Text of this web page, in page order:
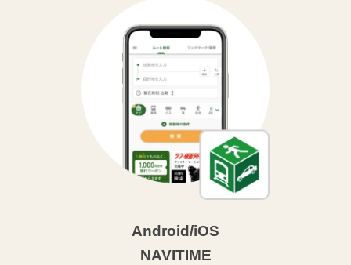
Android/iOS
NAVITIME